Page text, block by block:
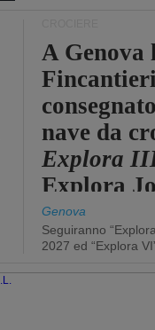
A Genova
nave da
Explora
Explora
Genova
Seguiranno
2027 ed “Explora